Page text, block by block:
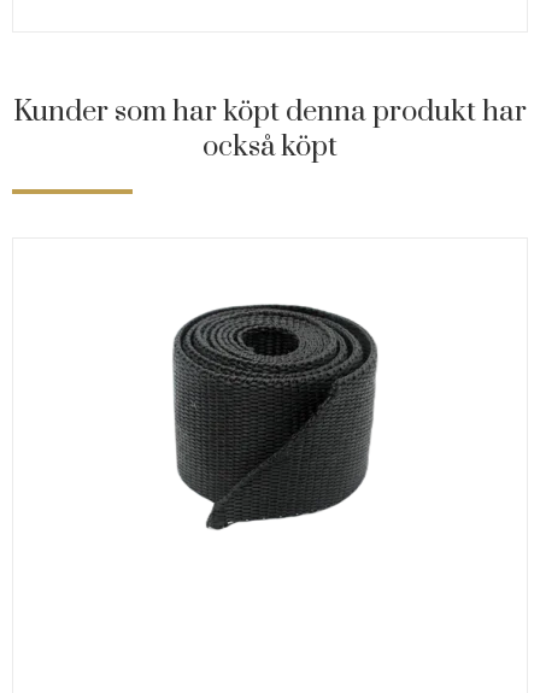
Kunder som har köpt denna produkt har
också köpt